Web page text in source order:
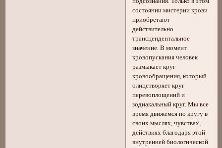
состоянии мистерии крови
приобретают
действительно
трансцендентальное
значение. В момент
кровопускания человек
размыкает круг
кровообращения, который
олицетворяет круг
перевоплощений и
зодиакальный круг. Мы все
время движемся по кругу в
своих мыслях, чувствах,
действиях благодаря этой
внутренней биологической